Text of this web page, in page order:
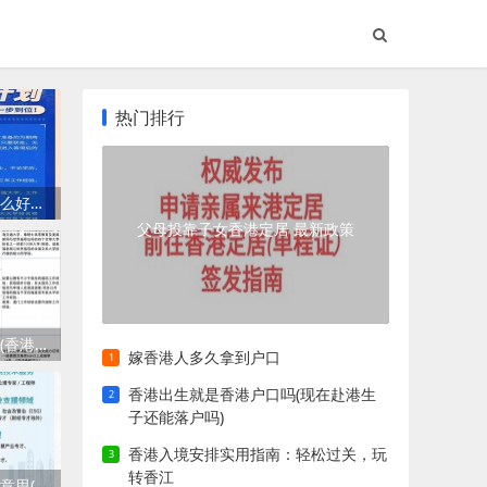
香港高才通计划有什么好处(香港优才计划需要什么条件)
香港优才计划自测表(香港优才计划怎么申请)
热门排行
父母投靠子女香港定居 最新政策
嫁香港人多久拿到户口
香港出生就是香港户口吗(现在赴港生
子还能落户吗)
香港入境安排实用指南：轻松过关，玩
转香江